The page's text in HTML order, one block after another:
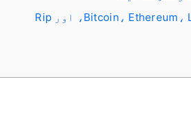
Qiwi، WebMoney، Yandex.Money e-wallets، اور Bitcoin، Ethereum، Litecoin، اور Rip